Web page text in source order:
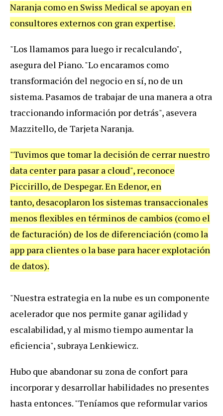
Naranja como en Swiss Medical se apoyan en
consultores externos con gran expertise.
"Los llamamos para luego ir recalculando",
asegura del Piano. "Lo encaramos como
transformación del negocio en sí, no de un
sistema. Pasamos de trabajar de una manera a otra
traccionando información por detrás", asevera
Mazzitello, de Tarjeta Naranja.
"Tuvimos que tomar la decisión de cerrar nuestro
data center para pasar a cloud", reconoce
Piccirillo, de Despegar. En Edenor, en
tanto, desacoplaron los sistemas transaccionales
menos flexibles en términos de cambios (como el
de facturación) de los de diferenciación (como la
app para clientes o la base para hacer explotación
de datos).
"Nuestra estrategia en la nube es un componente
acelerador que nos permite ganar agilidad y
escalabilidad, y al mismo tiempo aumentar la
eficiencia", subraya Lenkiewicz.
Hubo que abandonar su zona de confort para
incorporar y desarrollar habilidades no presentes
hasta entonces. "Teníamos que reformular varios